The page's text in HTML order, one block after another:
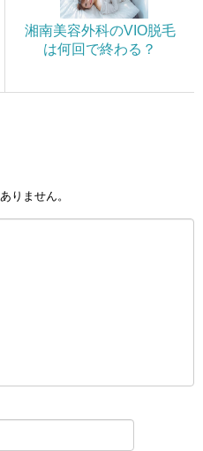
湘南美容外科のVIO脱毛
は何回で終わる？
りません。